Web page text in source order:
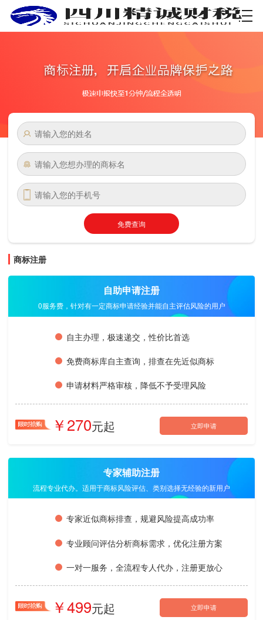
资质许可
免费查询
商标注册
自助申请注册
0服务费，针对有一定商标申请经验并能自主评估风险的用户
自主办理，极速递交，性价比首选
免费商标库自主查询，排查在先近似商标
申请材料严格审核，降低不予受理风险
270 立即申请
专家辅助注册
流程专业代办。适用于商标风险评估、类别选择无经验的新用户
专家近似商标排查，规避风险提高成功率
专业顾问评估分析商标需求，优化注册方案
一对一服务，全流程专人代办，注册更放心
499 立即申请